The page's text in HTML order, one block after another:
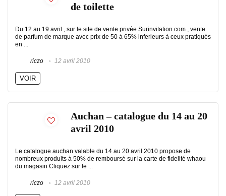
de toilette
Du 12 au 19 avril , sur le site de vente privée Surinvitation.com , vente
de parfum de marque avec prix de 50 à 65% inferieurs à ceux pratiqués
en ...
riczo 12 avril 2010
VOIR
Auchan – catalogue du 14 au 20
avril 2010
Le catalogue auchan valable du 14 au 20 avril 2010 propose de
nombreux produits à 50% de remboursé sur la carte de fidelité whaou
du magasin Cliquez sur le ...
riczo 12 avril 2010